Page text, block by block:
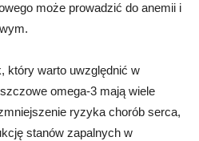
może prowadzić do anemii i
który warto uwzględnić w
omega-3 mają wiele
ryzyka chorób serca,
stanów zapalnych w